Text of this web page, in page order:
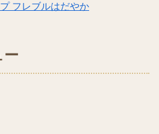
フレブルはだやか
ー